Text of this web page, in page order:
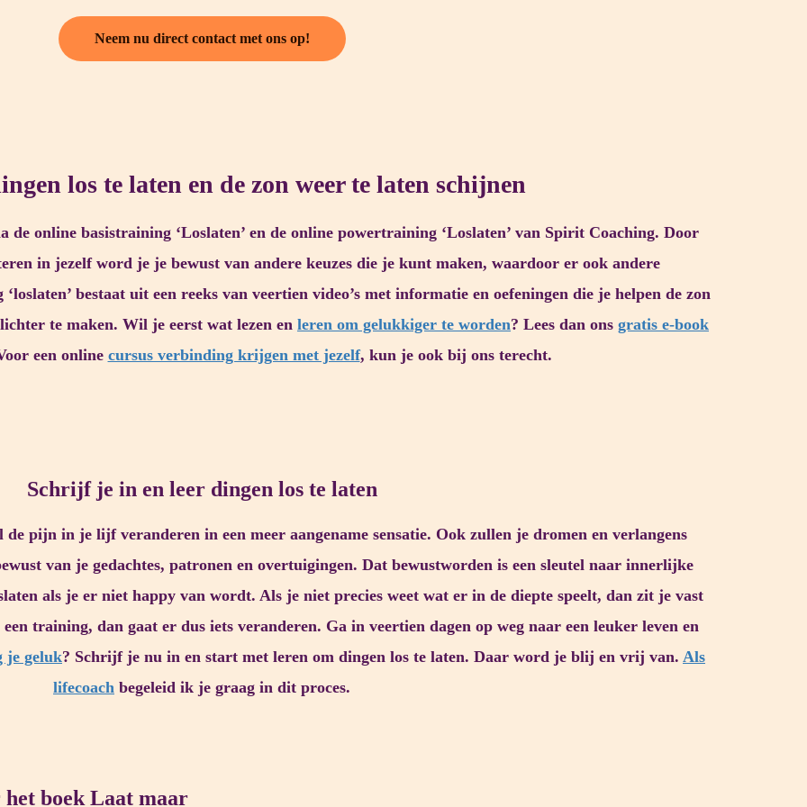
Neem nu direct contact met ons op!
los te laten en de zon weer te laten schijnen
online basistraining ‘Loslaten’ en de online powertraining ‘Loslaten’ van Spirit Coaching. Door
in jezelf word je je bewust van andere keuzes die je kunt maken, waardoor er ook andere
bestaat uit een reeks van veertien video’s met informatie en oefeningen die je helpen de zon
te maken. Wil je eerst wat lezen en leren om gelukkiger te worden? Lees dan ons gratis e-book
een online cursus verbinding krijgen met jezelf, kun je ook bij ons terecht.
Schrijf je in en leer dingen los te laten
pijn in je lijf veranderen in een meer aangename sensatie. Ook zullen je dromen en verlangens
van je gedachtes, patronen en overtuigingen. Dat bewustworden is een sleutel naar innerlijke
als je er niet happy van wordt. Als je niet precies weet wat er in de diepte speelt, dan zit je vast
training, dan gaat er dus iets veranderen. Ga in veertien dagen op weg naar een leuker leven en
je geluk? Schrijf je nu in en start met leren om dingen los te laten. Daar word je blij en vrij van. Als
lifecoach begeleid ik je graag in dit proces.
boek Laat maar